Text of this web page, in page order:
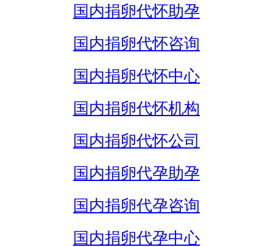
国内捐卵代怀助孕
国内捐卵代怀咨询
国内捐卵代怀中心
国内捐卵代怀机构
国内捐卵代怀公司
国内捐卵代孕助孕
国内捐卵代孕咨询
国内捐卵代孕中心